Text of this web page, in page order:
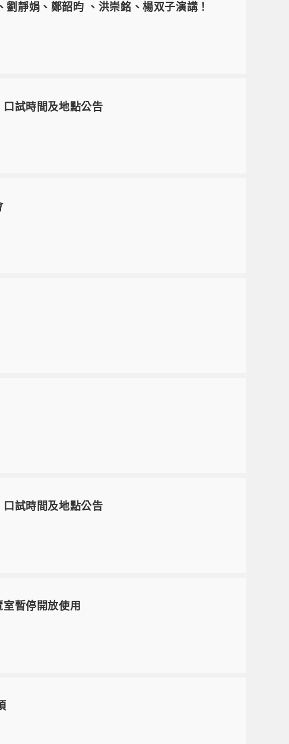
靜娟、鄭韶昀 、洪崇銘、楊双子演講！
口試時間及地點公告
口試時間及地點公告
暫停開放使用